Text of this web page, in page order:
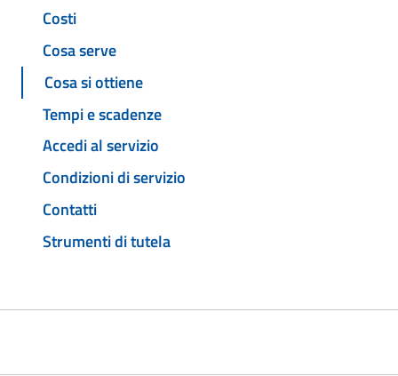
Costi
Cosa serve
Cosa si ottiene
Tempi e scadenze
Accedi al servizio
Condizioni di servizio
Contatti
Strumenti di tutela